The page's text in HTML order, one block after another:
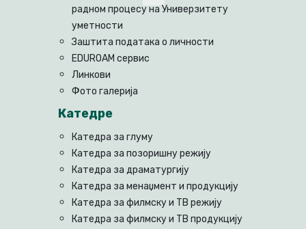
радном процесу на Универзитету
уметности
Заштита података о личности
EDUROAM сервис
Линкови
Фото галерија
Катедре
Катедра за глуму
Катедра за позоришну режију
Катедра за драматургију
Катедра за менаџмент и продукцију
Катедра за филмску и ТВ режију
Катедра за филмску и ТВ продукцију